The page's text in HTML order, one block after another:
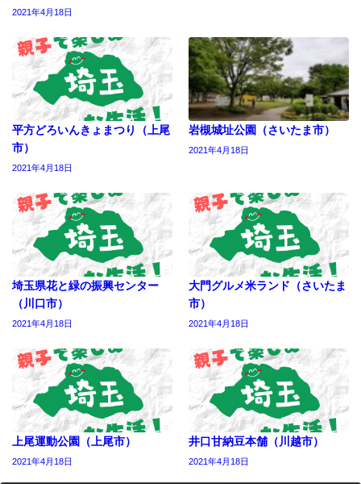
2021年4月18日
平方どろいんきょまつり（上尾
市）
2021年4月18日
岩槻城址公園（さいたま市）
2021年4月18日
埼玉県花と緑の振興センター
（川口市）
2021年4月18日
大門グルメ米ランド（さいたま
市）
2021年4月18日
上尾運動公園（上尾市）
2021年4月18日
井口甘納豆本舗（川越市）
2021年4月18日